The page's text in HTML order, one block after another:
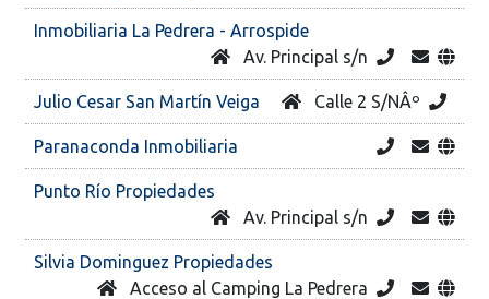
Inmobiliaria La Pedrera - Arrospide
Av. Principal s/n
Julio Cesar San Martín Veiga Calle 2 S/NÂº
Paranaconda Inmobiliaria
Punto Río Propiedades
Av. Principal s/n
Silvia Dominguez Propiedades
Acceso al Camping La Pedrera